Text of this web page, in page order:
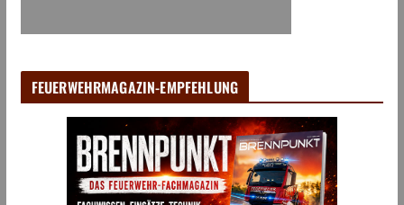
FEUERWEHRMAGAZIN-EMPFEHLUNG